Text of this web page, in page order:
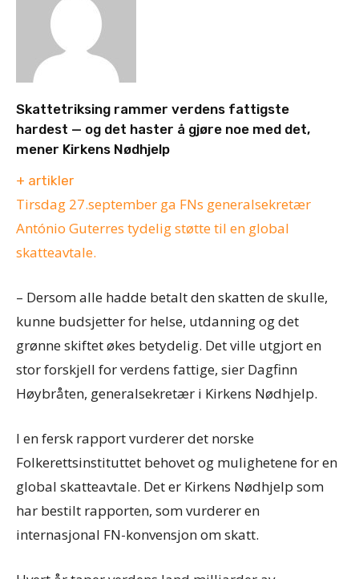
Skattetriksing rammer verdens fattigste
hardest — og det haster å gjøre noe med det,
mener Kirkens Nødhjelp
+ artikler
Tirsdag 27.september ga FNs generalsekretær
António Guterres tydelig støtte til en global
skatteavtale.
– Dersom alle hadde betalt den skatten de skulle,
kunne budsjetter for helse, utdanning og det
grønne skiftet økes betydelig. Det ville utgjort en
stor forskjell for verdens fattige, sier Dagfinn
Høybråten, generalsekretær i Kirkens Nødhjelp.
I en fersk rapport vurderer det norske
Folkerettsinstituttet behovet og mulighetene for en
global skatteavtale. Det er Kirkens Nødhjelp som
har bestilt rapporten, som vurderer en
internasjonal FN-konvensjon om skatt.